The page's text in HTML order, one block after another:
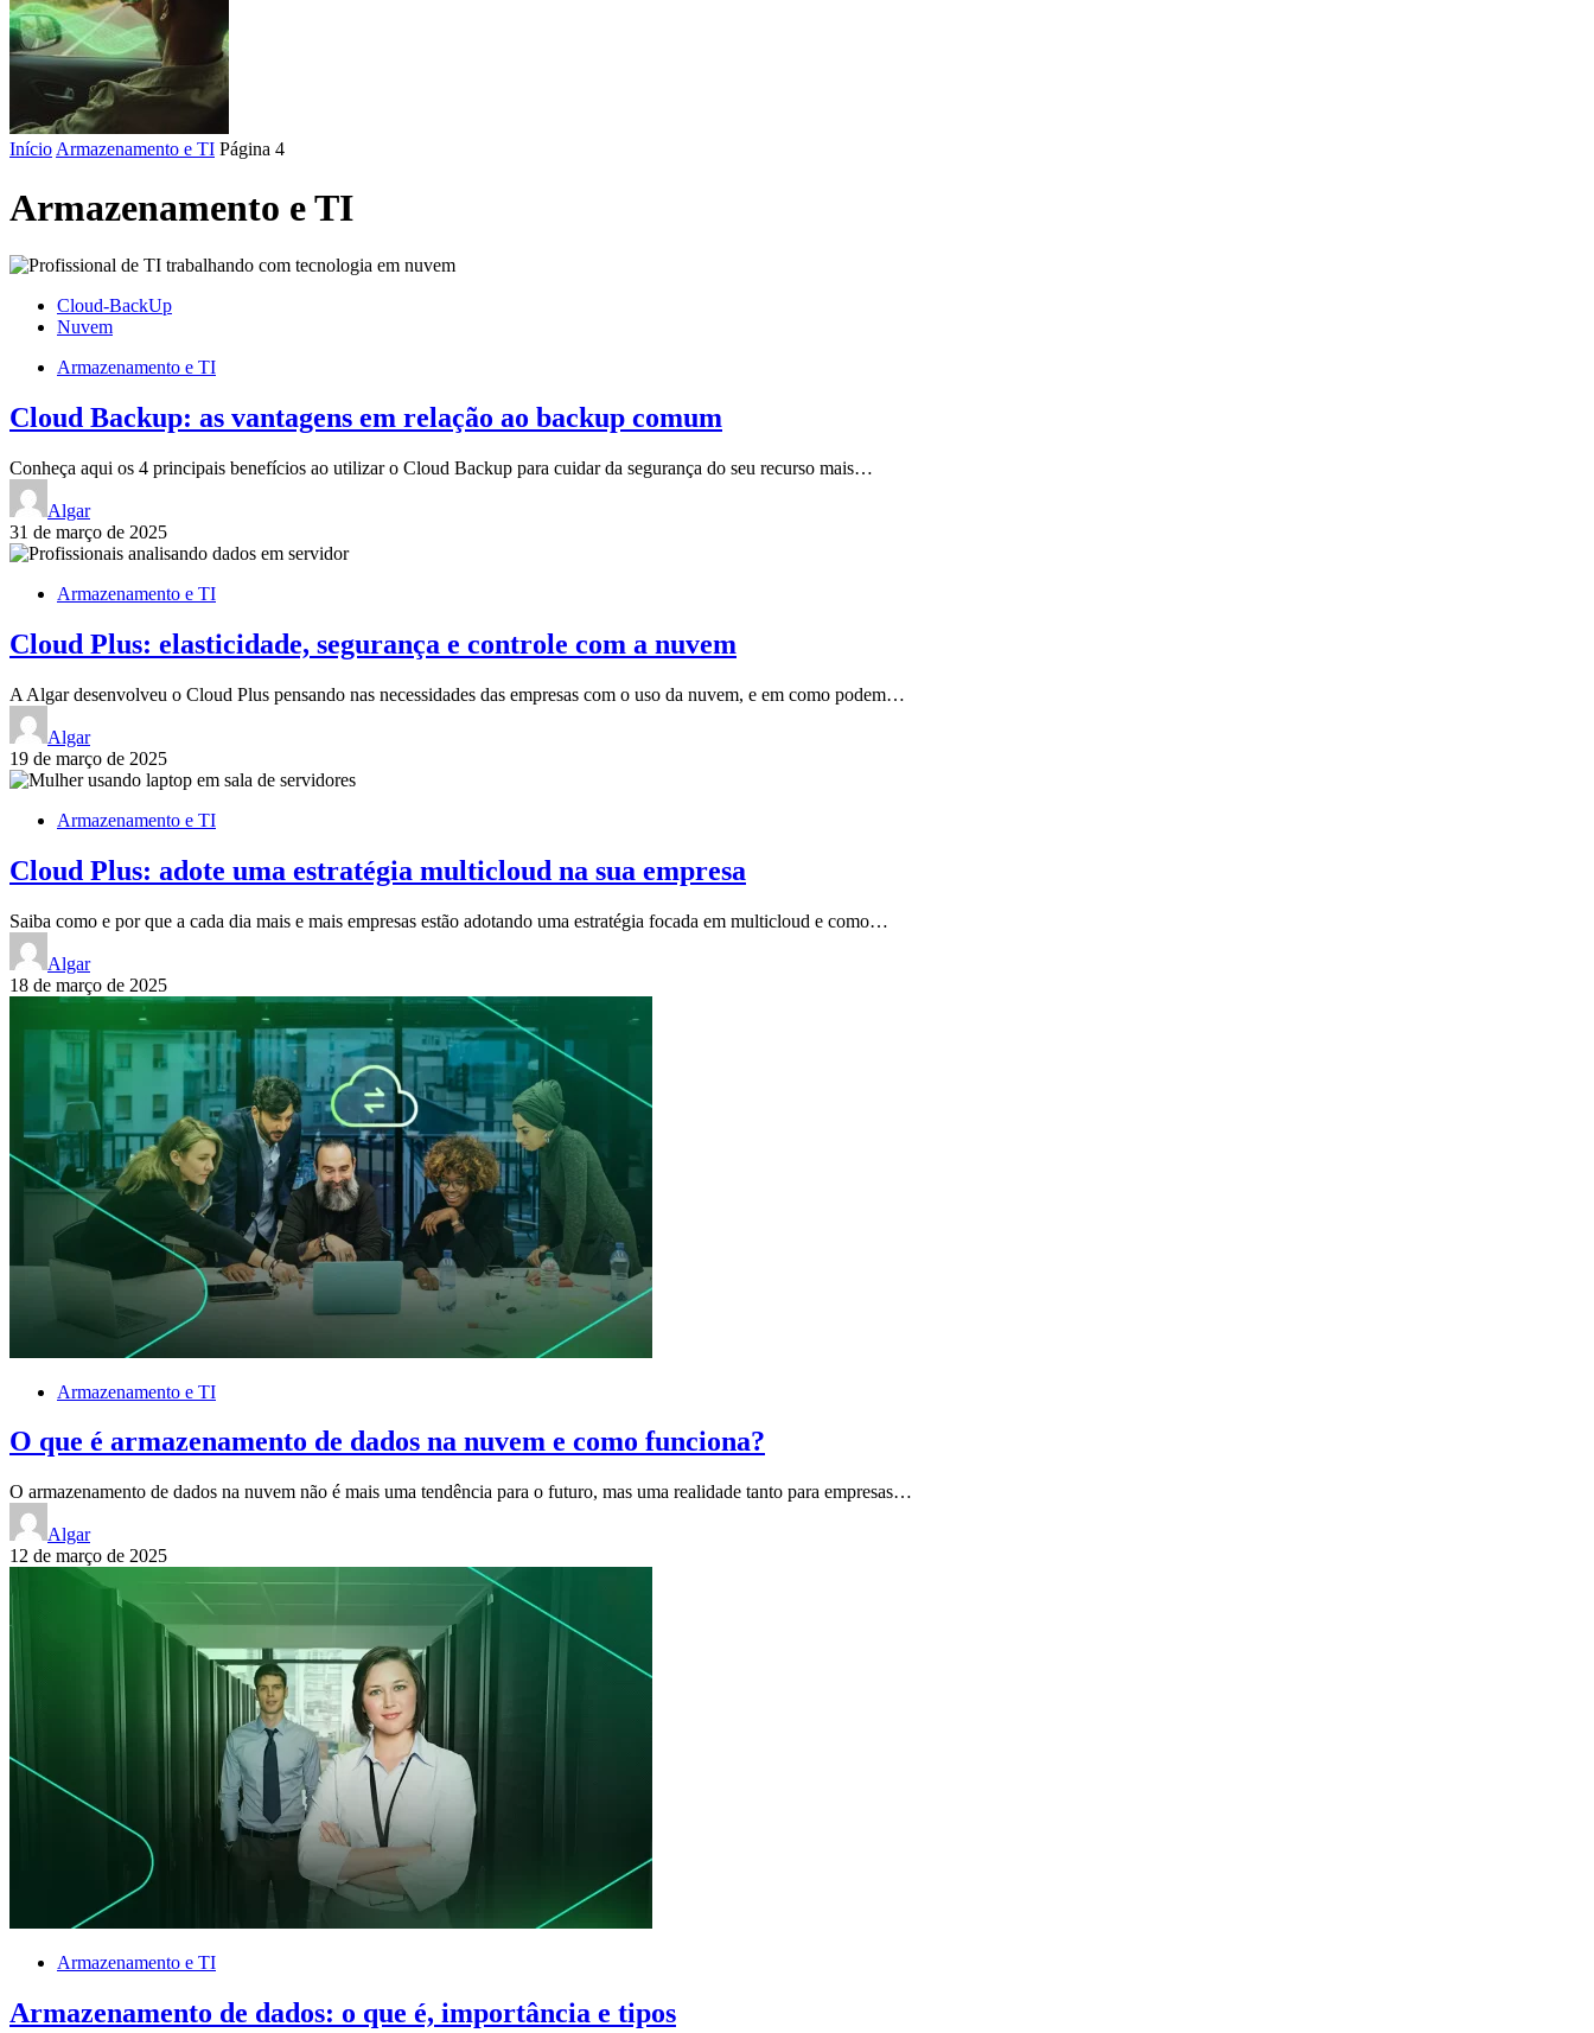
Início Armazenamento e TI Página 4
Armazenamento e TI
Cloud-BackUp
Nuvem
Armazenamento e TI
Cloud Backup: as vantagens em relação ao backup comum
Conheça aqui os 4 principais benefícios ao utilizar o Cloud Backup para cuidar da segurança do seu recurso mais…
Algar
31 de março de 2025
Armazenamento e TI
Cloud Plus: elasticidade, segurança e controle com a nuvem
A Algar desenvolveu o Cloud Plus pensando nas necessidades das empresas com o uso da nuvem, e em como podem…
Algar
19 de março de 2025
Armazenamento e TI
Cloud Plus: adote uma estratégia multicloud na sua empresa
Saiba como e por que a cada dia mais e mais empresas estão adotando uma estratégia focada em multicloud e como…
Algar
18 de março de 2025
Armazenamento e TI
O que é armazenamento de dados na nuvem e como funciona?
O armazenamento de dados na nuvem não é mais uma tendência para o futuro, mas uma realidade tanto para empresas…
Algar
12 de março de 2025
Armazenamento e TI
Armazenamento de dados: o que é, importância e tipos